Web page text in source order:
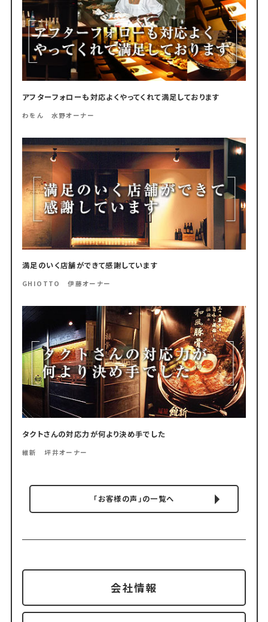
アフターフォローも対応よくやってくれて満足しております
わをん 水野オーナー
満足のいく店舗ができて感謝しています
GHIOTTO 伊藤オーナー
タクトさんの対応力が何より決め手でした
維新 坪井オーナー
「お客様の声」の一覧へ
会社情報